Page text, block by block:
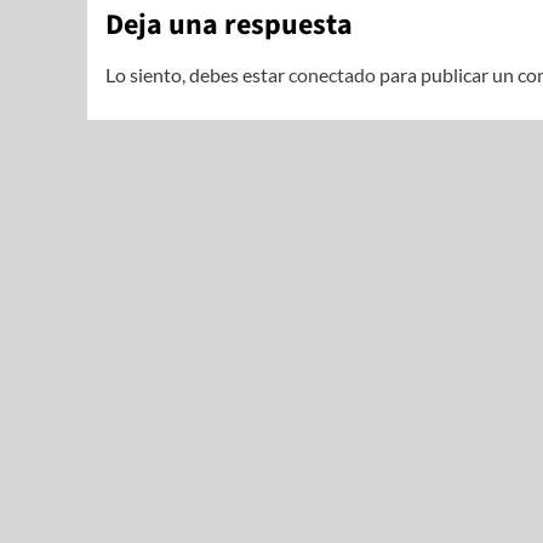
Deja una respuesta
Lo siento, debes estarconectado para publicar un